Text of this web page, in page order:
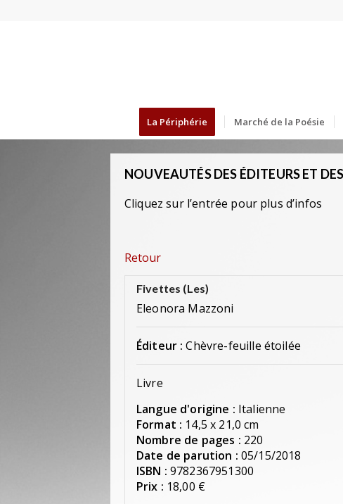
La Périphérie Marché de la Poésie
NOUVEAUTÉS DES ÉDITEURS ET
Cliquez sur l’entrée pour plus d’infos
Retour
Fivettes (Les)
Eleonora Mazzoni
Éditeur : Chèvre-feuille étoilée
Livre
Langue d'origine : Italienne
Format : 14,5 x 21,0 cm
Nombre de pages : 220
Date de parution : 05/15/2018
ISBN : 9782367951300
Prix : 18,00 €